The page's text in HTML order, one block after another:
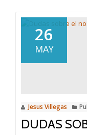
del
Jesús
26
MAY
Jesus Villegas
DUDAS